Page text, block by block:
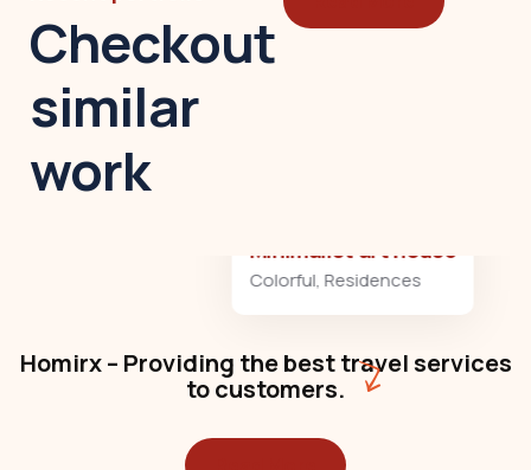
Checkout
similar
work
Minimalist art house
Residences
Homirx – Providing the best travel services
to customers.